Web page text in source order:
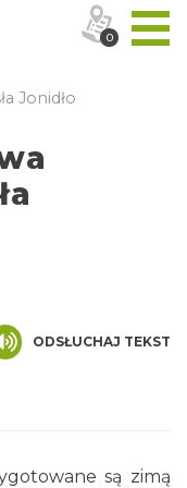
Jonidło
ODSŁUCHAJ TEKST
są zimą
0